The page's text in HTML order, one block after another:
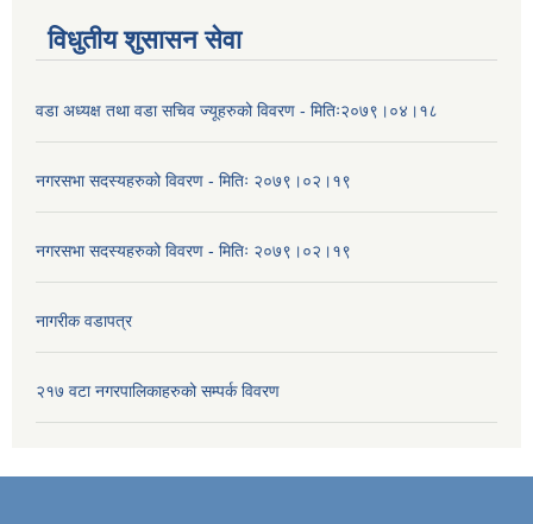
विधुतीय शुसासन सेवा
वडा अध्यक्ष तथा वडा सचिव ज्यूहरुको विवरण - मितिः२०७९।०४।१८
नगरसभा सदस्यहरुको विवरण - मितिः २०७९।०२।१९
नगरसभा सदस्यहरुको विवरण - मितिः २०७९।०२।१९
नागरीक वडापत्र
२१७ वटा नगरपालिकाहरुको सम्पर्क विवरण